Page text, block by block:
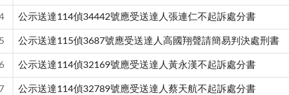
公示送達114偵34442號應受送達人張連仁不起訴處分書
公示送達115偵3687號應受送達人高國翔聲請簡易判決處刑書
公示送達114偵32169號應受送達人黃永漢不起訴處分書
公示送達114偵32789號應受送達人蔡天航不起訴處分書